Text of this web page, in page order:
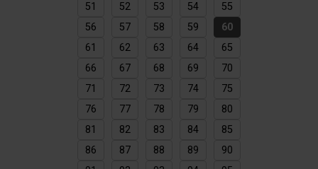
51
52 53 54
55
56
57 58 59
60
61
62 63 64
65
66
67 68 69
70
71
72 73 74
75
76
77 78 79
80
81
82 83 84
85
86
87 88 89
90